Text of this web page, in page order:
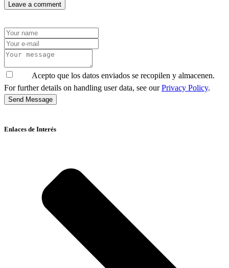
Acepto que los datos enviados se recopilen y almacenen.
For further details on handling user data, see ourPrivacy Policy.
Send Message
Enlaces de Interés